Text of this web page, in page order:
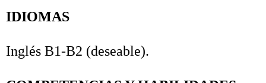
IDIOMAS
Inglés B1-B2 (deseable).